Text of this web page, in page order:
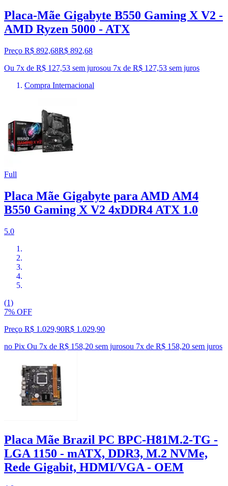
Placa-Mãe Gigabyte B550 Gaming X V2 -
AMD Ryzen 5000 - ATX
Preço R$ 892,68R$ 892,68
Ou 7x de R$ 127,53 sem jurosou 7x de R$ 127,53 sem juros
Compra Internacional
Full
Placa Mãe Gigabyte para AMD AM4
B550 Gaming X V2 4xDDR4 ATX 1.0
5.0
(1)
7% OFF
Preço R$ 1.029,90R$ 1.029,90
no Pix Ou 7x de R$ 158,20 sem jurosou 7x de R$ 158,20 sem juros
Placa Mãe Brazil PC BPC-H81M.2-TG -
LGA 1150 - mATX, DDR3, M.2 NVMe,
Rede Gigabit, HDMI/VGA - OEM